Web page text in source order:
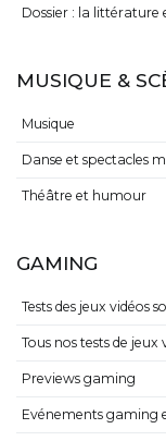
Dossier : la
MUSIQUE &
Musique
Danse et spectacles
Théâtre et humour
GAMING
Tests des jeux vidéos
Tous nos tests de jeux
Previews gaming
Evénements gaming